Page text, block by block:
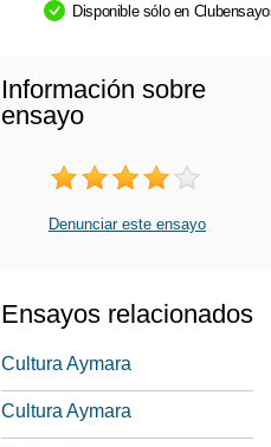
Disponible sólo en
Información sobre
ensayo
Denunciar este ensayo
Ensayos relacionados
Cultura Aymara
Cultura Aymara